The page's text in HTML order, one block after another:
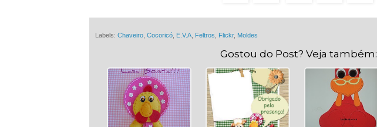
Labels: Chaveiro Cocoricó E.V.A Feltros Flickr, Moldes
Gostou do Post? Veja também: